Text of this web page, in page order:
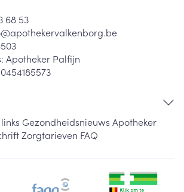
68 53
apothekervalkenborg.be
Apotheker Palfijn
Gezondheidsnieuws Apotheker
Zorgtarieven FAQ